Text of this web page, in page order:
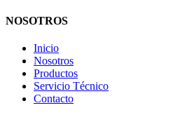
NOSOTROS
Inicio
Nosotros
Productos
Servicio Técnico
Contacto